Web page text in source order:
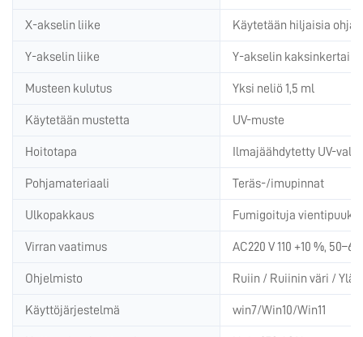
X-akselin liike Käytetään hiljaisia
Y-akselin liike Y-akselin
Musteen kulutus Yksi neliö 1,5 ml
Käytetään mustetta UV-muste
Hoitotapa Ilmajäähdytetty UV-
Pohjamateriaali Teräs-/imupinnat
Ulkopakkaus Fumigoituja
Virran vaatimus AC220 V 110 +10 %,
Ohjelmisto Ruiin / Ruiinin väri /
Käyttöjärjestelmä win7/Win10/Win11